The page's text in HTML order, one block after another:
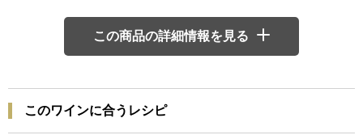
この商品の詳細情報を見る
このワインに合うレシピ